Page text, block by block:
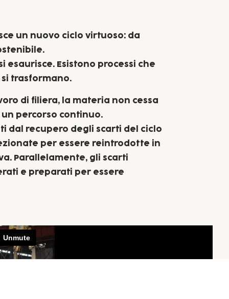
un nuovo ciclo virtuoso: da
esaurisce. Esistono processi che
trasformano.
di filiera, la materia non cessa
percorso continuo.
dal recupero degli scarti del ciclo
per essere reintrodotte in
Parallelamente, gli scarti
e preparati per essere